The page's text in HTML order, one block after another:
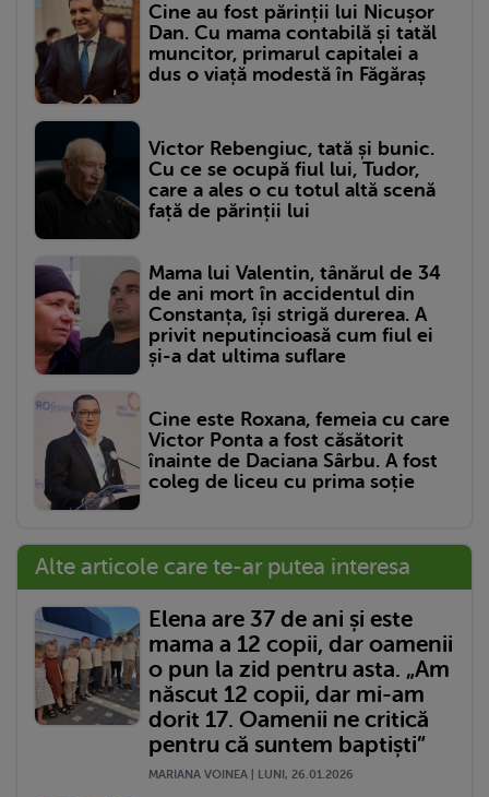
Cine au fost părinții lui Nicușor
Dan. Cu mama contabilă și tatăl
muncitor, primarul capitalei a
dus o viață modestă în Făgăraș
Victor Rebengiuc, tată și bunic.
Cu ce se ocupă fiul lui, Tudor,
care a ales o cu totul altă scenă
față de părinții lui
Mama lui Valentin, tânărul de 34
de ani mort în accidentul din
Constanța, își strigă durerea. A
privit neputincioasă cum fiul ei
și-a dat ultima suflare
Cine este Roxana, femeia cu care
Victor Ponta a fost căsătorit
înainte de Daciana Sârbu. A fost
coleg de liceu cu prima soție
Alte articole care te-ar putea interesa
Elena are 37 de ani și este
mama a 12 copii, dar oamenii
o pun la zid pentru asta. „Am
născut 12 copii, dar mi-am
dorit 17. Oamenii ne critică
pentru că suntem baptiști”
MARIANA VOINEA | LUNI, 26.01.2026